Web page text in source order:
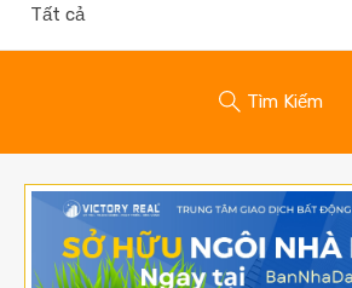
Tất cả
Tìm Kiếm